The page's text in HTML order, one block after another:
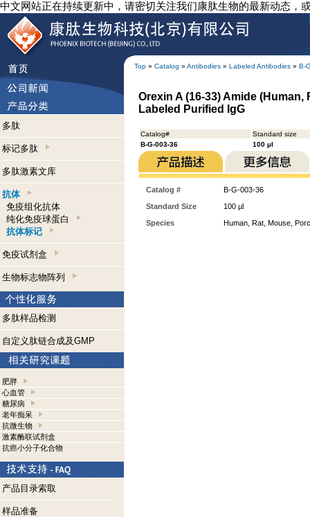
中文网站正在持续更新中，请密切关注我们康肽生物的最新动态，
Top » Catalog » Antibodies » Labeled Antibodies » B-
多肽
标记多肽
多肽激素文库
抗体
免疫组化抗体
纯化免疫球蛋白
抗体标记
免疫试剂盒
生物标志物阵列
多肽样品检测
自定义肽链合成及GMP
肥胖
心血管
糖尿病
老年痴呆
抗微生物
激素酶联试剂盒
抗癌小分子化合物
产品目录索取
样品准备
Orexin A (16-33) Amide
Labeled Purified IgG
Catalog#
Standard size
B-G-003-36
100 µl
Catalog #
B-G-003-36
Standard Size
100 µl
Species
Human, Rat, Mouse,